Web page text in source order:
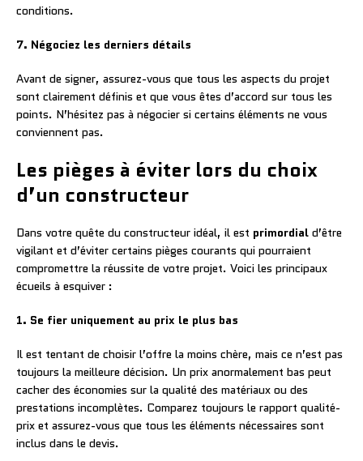
conditions.
7. Négociez les derniers détails
Avant de signer, assurez-vous que tous les aspects du projet
sont clairement définis et que vous êtes d’accord sur tous les
points. N’hésitez pas à négocier si certains éléments ne vous
conviennent pas.
Les pièges à éviter lors du choix
d’un constructeur
Dans votre quête du constructeur idéal, il est primordial d’être
vigilant et d’éviter certains pièges courants qui pourraient
compromettre la réussite de votre projet. Voici les principaux
écueils à esquiver :
1. Se fier uniquement au prix le plus bas
Il est tentant de choisir l’offre la moins chère, mais ce n’est pas
toujours la meilleure décision. Un prix anormalement bas peut
cacher des économies sur la qualité des matériaux ou des
prestations incomplètes. Comparez toujours le rapport qualité-
prix et assurez-vous que tous les éléments nécessaires sont
inclus dans le devis.